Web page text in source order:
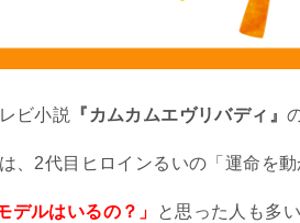
ビ小説 『カムカムエヴリバディ』
、 2代目ヒロインるいの「運命を
デルはいるの？」 と思った人も多